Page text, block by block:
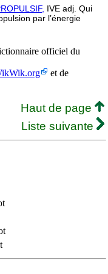
IVE adj. Qui
par l’énergie
officiel du
et de
Haut de page
Liste suivante